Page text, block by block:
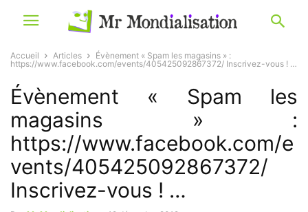
Accueil Articles
Évènement « Spam les magasins » :
https://www.facebook.com/events/405425092867372/ Inscrivez-vous ! …
Évènement « Spam les
magasins » :
https://www.facebook.com/e
vents/405425092867372/
Inscrivez-vous ! …